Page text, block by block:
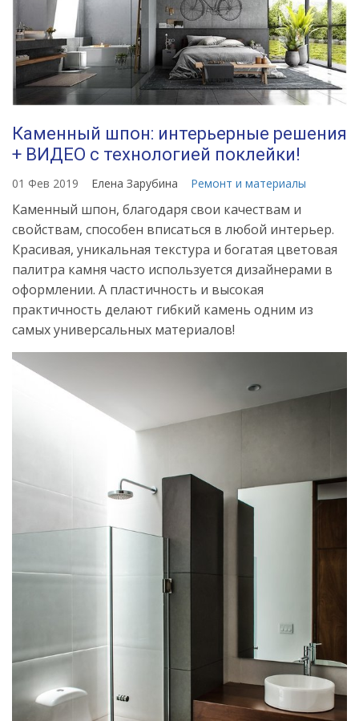
Каменный шпон: интерьерные решения
+ ВИДЕО с технологией поклейки!
01 Фев 2019 Елена Зарубина Ремонт и материалы
Каменный шпон, благодаря свои качествам и
свойствам, способен вписаться в любой интерьер.
Красивая, уникальная текстура и богатая цветовая
палитра камня часто используется дизайнерами в
оформлении. А пластичность и высокая
практичность делают гибкий камень одним из
самых универсальных материалов!